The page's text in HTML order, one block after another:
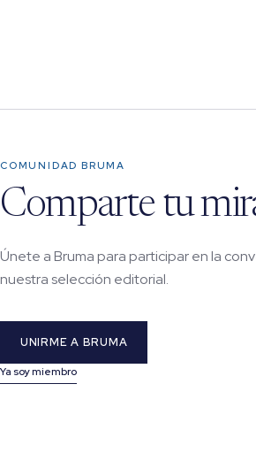
COMUNIDAD BRUMA
Comparte tu
Únete a Bruma para participar en la
nuestra selección editorial.
UNIRME A BRUMA
Ya soy miembro